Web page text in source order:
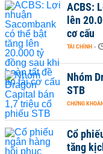
ACBS:
lên
cơ cấu
TÀI CHÍNH -
Nhóm
STB
CHỨNG
Cổ
tăng